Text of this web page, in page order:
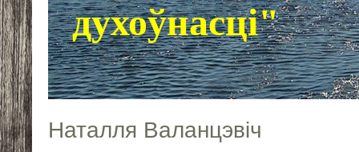
духоўнасці"
Наталля Валанцэвіч